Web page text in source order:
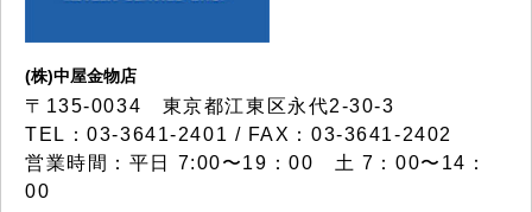
(株)中屋金物店
〒135-0034 東京都江東区永代2-30-3
TEL：03-3641-2401 / FAX：03-3641-2402
営業時間：平日 7:00〜19：00 土 7：00〜14：
00